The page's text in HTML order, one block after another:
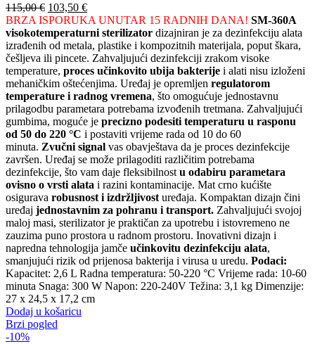
115,00€ Izvorna
cijena
bila
je:
115,00 €.
103,50 €Trenutna
cijena
je:
103,50 €.
BRZA ISPORUKA UNUTAR 15 RADNIH DANA! SM-360A
visokotemperaturni sterilizator dizajniran je za dezinfekciju alata
izrađenih od metala, plastike i kompozitnih materijala, poput škara,
češljeva ili pincete. Zahvaljujući dezinfekciji zrakom visoke
temperature, proces učinkovito ubija bakterije i alati nisu izloženi
mehaničkim oštećenjima. Uređaj je opremljen regulatorom
temperature i radnog vremena, što omogućuje jednostavnu
prilagodbu parametara potrebama izvođenih tretmana. Zahvaljujući
gumbima, moguće je precizno podesiti temperaturu u rasponu
od 50 do 220 °C i postaviti vrijeme rada od 10 do 60
minuta. Zvučni signal vas obavještava da je proces dezinfekcije
završen. Uređaj se može prilagoditi različitim potrebama
dezinfekcije, što vam daje fleksibilnost u odabiru parametara
ovisno o vrsti alata i razini kontaminacije. Mat crno kućište
osigurava robusnost i izdržljivost uređaja. Kompaktan dizajn čini
uređaj jednostavnim za pohranu i transport. Zahvaljujući svojoj
maloj masi, sterilizator je praktičan za upotrebu i istovremeno ne
zauzima puno prostora u radnom prostoru. Inovativni dizajn i
napredna tehnologija jamče učinkovitu dezinfekciju alata,
smanjujući rizik od prijenosa bakterija i virusa u uredu. Podaci:
Kapacitet: 2,6 L Radna temperatura: 50-220 °C Vrijeme rada: 10-60
minuta Snaga: 300 W Napon: 220-240V Težina: 3,1 kg Dimenzije:
27 x 24,5 x 17,2 cm
Dodaj u košaricu
Brzi pogled
-10%